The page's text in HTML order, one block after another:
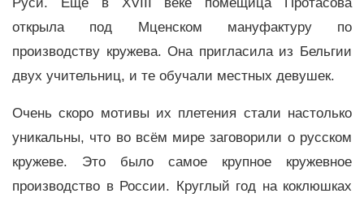
открыла под Мценском мануфактуру по
производству кружева. Она пригласила из Бельгии
двух учительниц, и те обучали местных девушек.
Очень скоро мотивы их плетения стали настолько
уникальны, что во всём мире заговорили о русском
кружеве. Это было самое крупное кружевное
производство в России. Круглый год на коклюшках